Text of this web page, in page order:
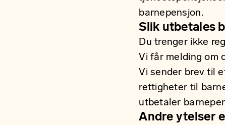
barnepensjon.
Slik utbetales
Du trenger ikke
Vi får melding om
Vi sender brev til
rettigheter til
utbetaler
Andre ytelser